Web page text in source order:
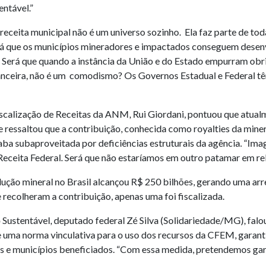
municipal não é um universo sozinho. Ela faz parte de
os municípios mineradores e impactados conseguem
que quando a instância da União e do Estado empurram
não é um comodismo? Os Governos Estadual e Federal
de Receitas da ANM, Rui Giordani, pontuou que
que a contribuição, conhecida como royalties da
subaproveitada por deficiências estruturais da agência.
Federal. Será que não estaríamos em outro patamar em
mineral no Brasil alcançou R$ 250 bilhões, gerando uma
a contribuição, apenas uma foi fiscalizada.
deputado federal Zé Silva (Solidariedade/MG),
norma vinculativa para o uso dos recursos da CFEM,
municípios beneficiados. “Com essa medida, pretendemos